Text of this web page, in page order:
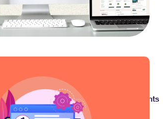
Voir tous les documents